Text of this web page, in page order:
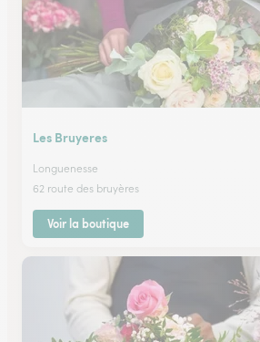
Les Bruyeres
Longuenesse
62 route des bruyères
Voir la boutique